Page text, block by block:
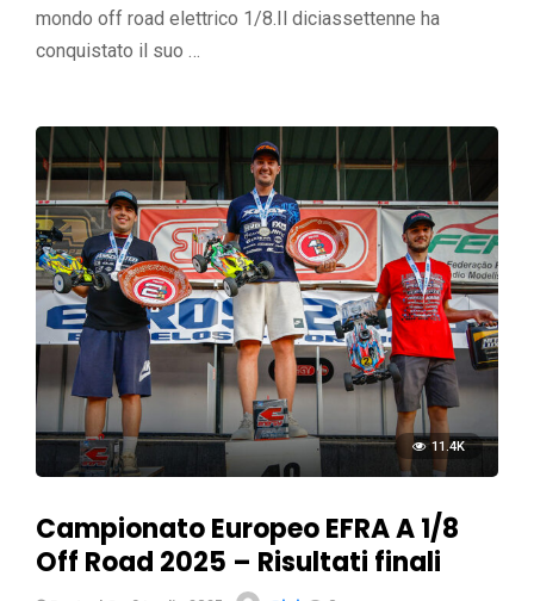
mondo off road elettrico 1/8.Il diciassettenne ha
conquistato il suo …
11.4K
Campionato Europeo EFRA A 1/8
Off Road 2025 – Risultati finali